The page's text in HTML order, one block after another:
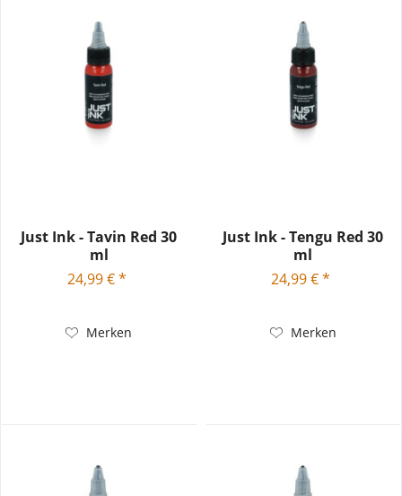
Just Ink - Tavin Red 30
ml
24,99 € *
Merken
Just Ink - Tengu Red 30
ml
24,99 € *
Merken